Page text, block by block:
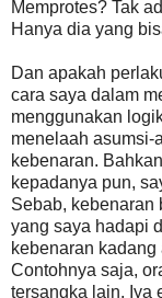
Memprotes? Tak
Hanya dia yang
Dan apakah
cara saya dalam
menggunakan
menelaah asumsi-
kebenaran.
kepadanya pun,
Sebab, kebenaran
yang saya hadapi
kebenaran
Contohnya saja,
tersangka lain. Iya